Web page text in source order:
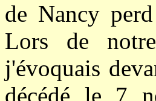
de Nancy
Lors de
j'évoquais
décédé le 7